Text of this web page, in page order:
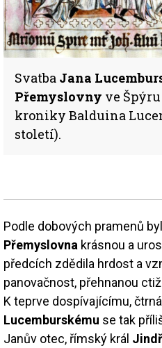
Svatba Jana
Přemyslovny ve
kroniky Balduina
století).
Podle dobových pramenů
Přemyslovna krásnou a
předcích zdědila hrdost a
panovačnost, přehnanou
K teprve dospívajícímu,
Lucemburskému se tak
Janův otec, římský král